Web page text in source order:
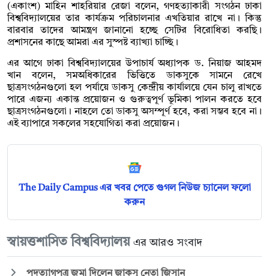
(একাংশ) মাহিন শাহরিয়ার রেজা বলেন, গণহত্যাকারী সংগঠন ঢাকা
বিশ্ববিদ্যালয়ের তার কার্যক্রম পরিচালনার এখতিয়ার রাখে না। কিন্তু
বারবার তাদের আমন্ত্রণ জানানো হচ্ছে সেটির বিরোধিতা করছি।
প্রশাসনের কাছে আমরা এর সুস্পষ্ট ব্যাখ্যা চাচ্ছি।
এর আগে ঢাকা বিশ্ববিদ্যালয়ের উপাচার্য অধ্যাপক ড. নিয়াজ আহমদ
খান বলেন, সমঅধিকারের ভিত্তিতে ডাকসুকে সামনে রেখে
ছাত্রসংগঠনগুলো হল পর্যায়ে ডাকসু কেন্দ্রীয় কার্যালয়ে যেন চালু রাখতে
পারে এজন্য একান্ত প্রয়োজন ও গুরুত্বপূর্ণ ভূমিকা পালন করতে হবে
ছাত্রসংগঠনগুলো। নাহলে তো ডাকসু অসম্পূর্ণ হবে, করা সম্ভব হবে না।
এই ব্যাপারে সকলের সহযোগিতা করা প্রয়োজন।
The Daily Campus এর খবর পেতে গুগল নিউজ চ্যানেল ফলো
করুন
স্বায়ত্তশাসিত বিশ্ববিদ্যালয় এর আরও সংবাদ
পদত্যাগপত্র জমা দিলেন জাকসু নেতা জিসান